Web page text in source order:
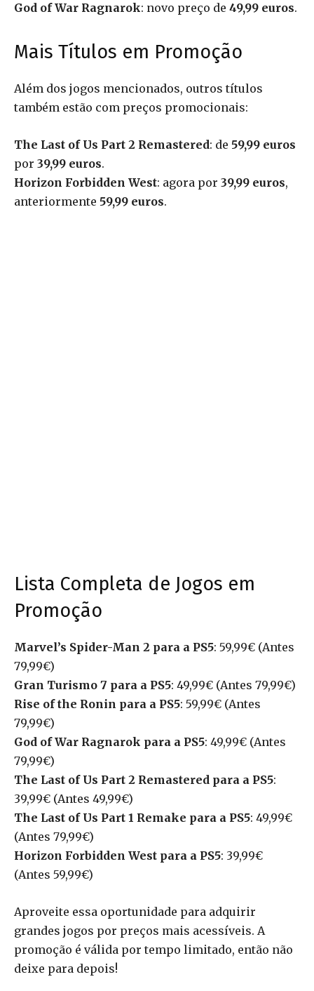
God of War Ragnarok: novo preço de 49,99 euros.
Mais Títulos em Promoção
Além dos jogos mencionados, outros títulos
também estão com preços promocionais:
The Last of Us Part 2 Remastered: de 59,99 euros
por 39,99 euros.
Horizon Forbidden West: agora por 39,99 euros,
anteriormente 59,99 euros.
Lista Completa de Jogos em
Promoção
Marvel’s Spider-Man 2 para a PS5: 59,99€ (Antes
79,99€)
Gran Turismo 7 para a PS5: 49,99€ (Antes 79,99€)
Rise of the Ronin para a PS5: 59,99€ (Antes
79,99€)
God of War Ragnarok para a PS5: 49,99€ (Antes
79,99€)
The Last of Us Part 2 Remastered para a PS5:
39,99€ (Antes 49,99€)
The Last of Us Part 1 Remake para a PS5: 49,99€
(Antes 79,99€)
Horizon Forbidden West para a PS5: 39,99€
(Antes 59,99€)
Aproveite essa oportunidade para adquirir
grandes jogos por preços mais acessíveis. A
promoção é válida por tempo limitado, então não
deixe para depois!